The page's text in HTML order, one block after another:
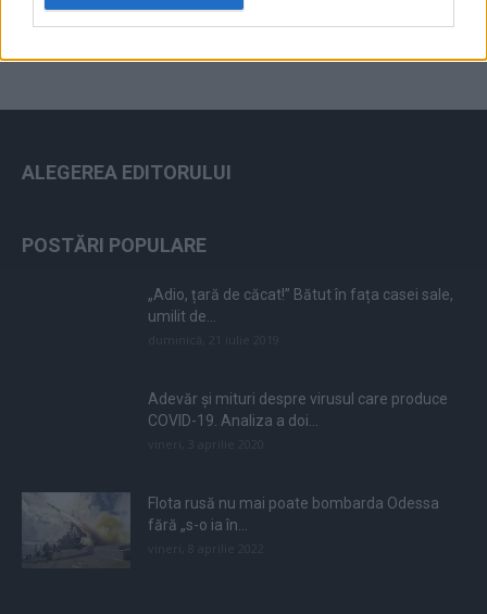
ALEGEREA EDITORULUI
POSTĂRI POPULARE
„Adio, țară de căcat!” Bătut în fața casei sale,
umilit de...
Adevăr și mituri despre virusul care produce
COVID-19. Analiza a doi...
Flota rusă nu mai poate bombarda Odessa
fără „s-o ia în...